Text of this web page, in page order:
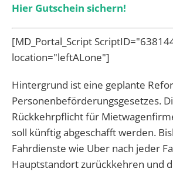
Hier Gutschein sichern!
[MD_Portal_Script
location="leftALone"]
Hintergrund ist eine geplante
Personenbeförderungsgesetzes.
Rückkehrpflicht für
soll künftig abgeschafft werden.
Fahrdienste wie Uber nach jeder
Hauptstandort zurückkehren und